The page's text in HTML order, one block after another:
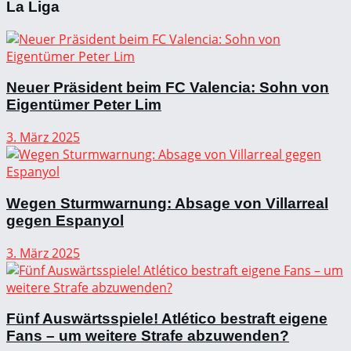
La Liga
Neuer Präsident beim FC Valencia: Sohn von
Eigentümer Peter Lim
3. März 2025
Wegen Sturmwarnung: Absage von Villarreal
gegen Espanyol
3. März 2025
Fünf Auswärtsspiele! Atlético bestraft eigene
Fans – um weitere Strafe abzuwenden?